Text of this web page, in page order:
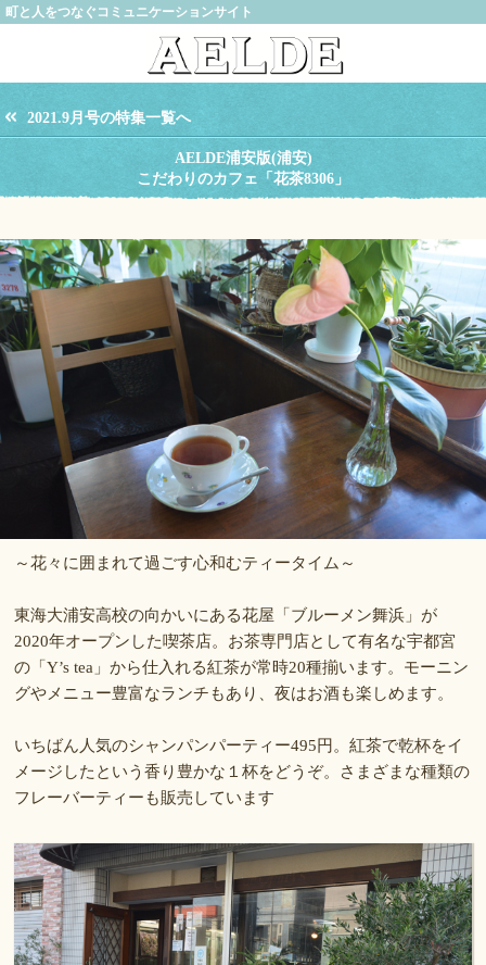
町と人をつなぐコミュニケーションサイト
2021.9月号の特集一覧へ
AELDE浦安版(浦安)
こだわりのカフェ「花茶8306」
～花々に囲まれて過ごす心和むティータイム～
東海大浦安高校の向かいにある花屋「ブルーメン舞浜」が
2020年オープンした喫茶店。お茶専門店として有名な宇都宮
の「Y’s tea」から仕入れる紅茶が常時20種揃います。モーニン
グやメニュー豊富なランチもあり、夜はお酒も楽しめます。
いちばん人気のシャンパンパーティー495円。紅茶で乾杯をイ
メージしたという香り豊かな１杯をどうぞ。さまざまな種類の
フレーバーティーも販売しています